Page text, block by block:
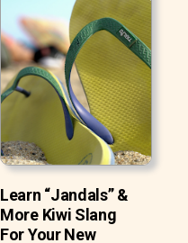
Learn “Jandals” &
More Kiwi Slang
For Your New